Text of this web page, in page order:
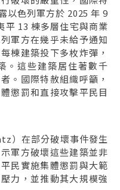
以色列軍方於 2025 年 9
平 13 棟多層住宅與商業
軍方在幾乎未給予通知
棟建築投下多枚炸彈，
。這些建築居住著數千
。國際特赦組織呼籲，
懲罰和直接攻擊平民目
）在部分破壞事件發生
軍方破壞這些建築並非
民實施集體懲罰與大範
力，並推動其大規模強